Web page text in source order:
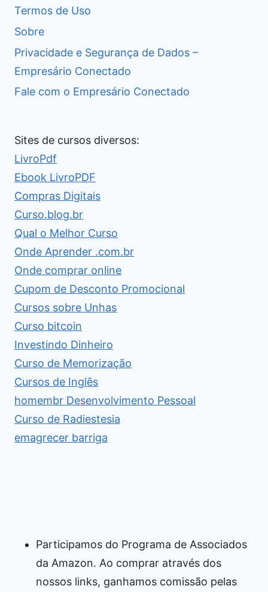
Termos de Uso
Sobre
Privacidade e Segurança de Dados –
Empresário Conectado
Fale com o Empresário Conectado
Sites de cursos diversos:
LivroPdf
Ebook LivroPDF
Compras Digitais
Curso.blog.br
Qual o Melhor Curso
Onde Aprender .com.br
Onde comprar online
Cupom de Desconto Promocional
Cursos sobre Unhas
Curso bitcoin
Investindo Dinheiro
Curso de Memorização
Cursos de Inglês
homembr Desenvolvimento Pessoal
Curso de Radiestesia
emagrecer barriga
Participamos do Programa de Associados
da Amazon. Ao comprar através dos
nossos links, ganhamos comissão pelas